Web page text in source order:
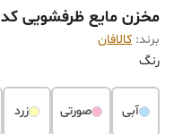
مخزن مایع ظرفشویی کد 0098
برند: کالافان
رنگ
آبی صورتی زرد